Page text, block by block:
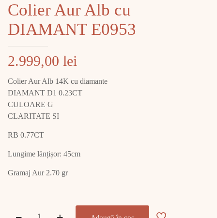
Colier Aur Alb cu
DIAMANT E0953
2.999,00 lei
Colier Aur Alb 14K cu diamante
DIAMANT D1 0.23CT
CULOARE G
CLARITATE SI
RB 0.77CT
Lungime lănțișor: 45cm
Gramaj Aur 2.70 gr